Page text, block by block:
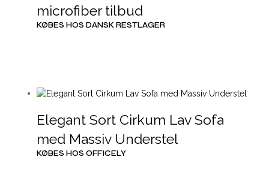
microfiber tilbud
KØBES HOS DANSK RESTLAGER
Elegant Sort Cirkum Lav Sofa
med Massiv Understel
KØBES HOS OFFICELY